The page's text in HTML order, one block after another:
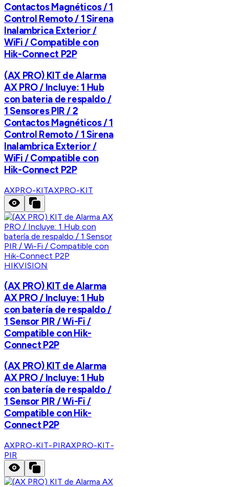
Contactos Magnéticos / 1
Control Remoto / 1 Sirena
Inalambrica Exterior /
WiFi / Compatible con
Hik-Connect P2P
(AX PRO) KIT de Alarma
AX PRO / Incluye: 1 Hub
con bateria de respaldo /
1 Sensores PIR / 2
Contactos Magnéticos / 1
Control Remoto / 1 Sirena
Inalambrica Exterior /
WiFi / Compatible con
Hik-Connect P2P
AXPRO-KITAXPRO-KIT
HIKVISION
(AX PRO) KIT de Alarma
AX PRO / Incluye: 1 Hub
con batería de respaldo /
1 Sensor PIR / Wi-Fi /
Compatible con Hik-
Connect P2P
(AX PRO) KIT de Alarma
AX PRO / Incluye: 1 Hub
con batería de respaldo /
1 Sensor PIR / Wi-Fi /
Compatible con Hik-
Connect P2P
AXPRO-KIT-PIRAXPRO-KIT-
PIR